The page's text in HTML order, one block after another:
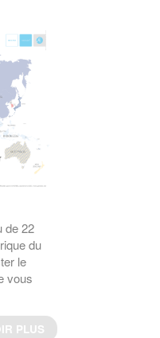
sur
PLUS
a été
la
PLUS
textile
de 22
du
le
vous
PLUS